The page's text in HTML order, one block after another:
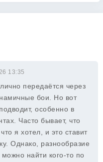
13:35
передаётся через
бои. Но вот
особенно в
Часто бывает, что
я хотел, и это ставит
Однако, разнообразие
найти кого-то по